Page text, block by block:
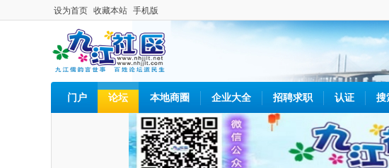
设为首页 收藏本站 手机版
门户 论坛 本地商圈 企业大全 招聘求职 认证 搜